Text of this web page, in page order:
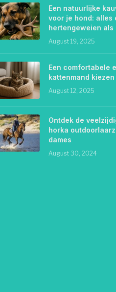
Een natuurlijke
voor je hond: alles
hertengeweien als
August 19, 2025
Een comfortabele
kattenmand
August 12, 2025
Ontdek de
horka
dames
August 30, 2024